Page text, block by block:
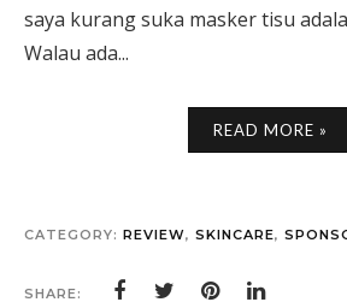
saya kurang suka masker tisu
Walau ada...
READ MORE »
CATEGORY: REVIEW, SKINCARE,
SHARE: